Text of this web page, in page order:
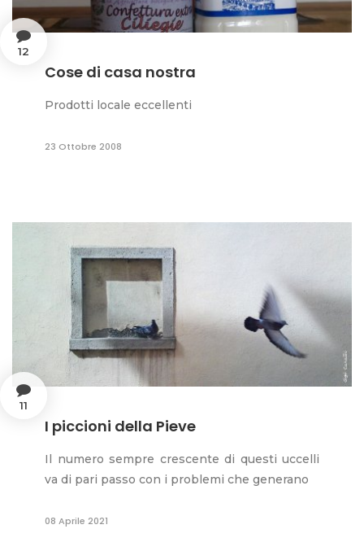
12
Cose di casa nostra
Prodotti locale eccellenti
23 Ottobre 2008
11
I piccioni della Pieve
Il numero sempre crescente di questi uccelli
va di pari passo con i problemi che generano
08 Aprile 2021